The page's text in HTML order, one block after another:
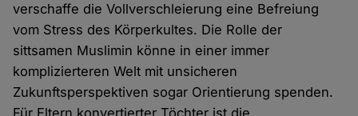
verschaffe die Vollverschleierung eine Befreiung
vom Stress des Körperkultes. Die Rolle der
sittsamen Muslimin könne in einer immer
komplizierteren Welt mit unsicheren
Zukunftsperspektiven sogar Orientierung spenden.